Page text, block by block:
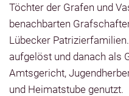
Töchter der Grafen und
benachbarten
Lübecker
aufgelöst und danach als
Amtsgericht,
und Heimatstube genutzt.